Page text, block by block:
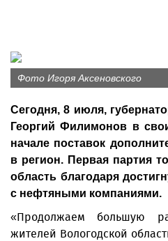
Фото Игоря Аксеновского
Сегодня, 8 июля,
Георгий Филимонов в
начале поставок
в регион. Первая партия
область благодаря
с нефтяными компаниями.
«Продолжаем большую
жителей Вологодской